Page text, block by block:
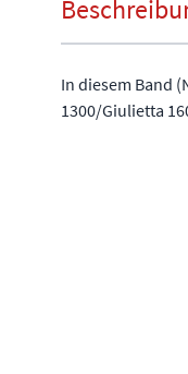
In diesem Band
1300/Giulietta